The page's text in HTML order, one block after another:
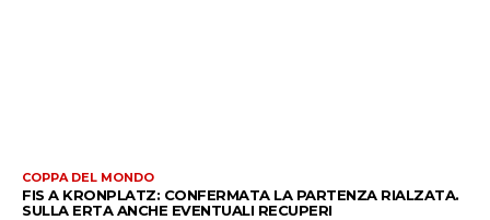
COPPA DEL MONDO
FIS A KRONPLATZ: CONFERMATA LA PARTENZA RIALZATA.
SULLA ERTA ANCHE EVENTUALI RECUPERI